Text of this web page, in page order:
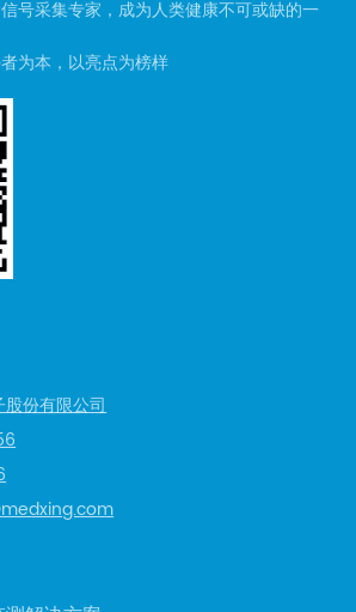
号采集专家，成为人类健康不可或缺的一
为本，以亮点为榜样
份有限公司